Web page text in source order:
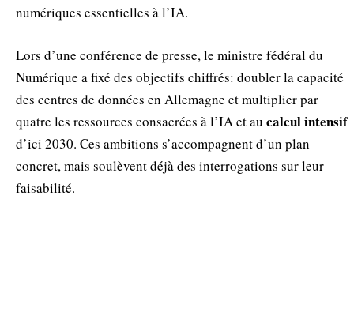
numériques essentielles à l’IA.
Lors d’une conférence de presse, le ministre fédéral du
Numérique a fixé des objectifs chiffrés: doubler la capacité
des centres de données en Allemagne et multiplier par
quatre les ressources consacrées à l’IA et au calcul intensif
d’ici 2030. Ces ambitions s’accompagnent d’un plan
concret, mais soulèvent déjà des interrogations sur leur
faisabilité.